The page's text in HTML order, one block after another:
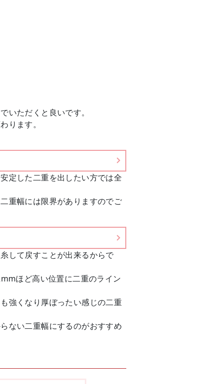
いただくと良いです。
ります。
定した二重を出したい方では全
重幅には限界がありますのでご
して戻すことが出来るからで
ほど高い位置に二重のライン
強くなり厚ぼったい感じの二重
ない二重幅にするのがおすすめ